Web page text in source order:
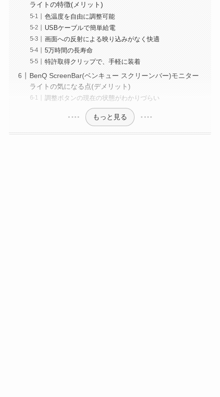
ライトの特徴(メリット)
色温度を自由に調整可能
USBケーブルで簡単給電
画面への反射による映り込みがなく快適
5万時間の長寿命
特許取得クリップで、手軽に装着
BenQ ScreenBar(ベンキュー スクリーンバー)モニター
ライトの気になる点(デメリット)
調整ボタンの現在の状態がわかりづらい
もっと見る